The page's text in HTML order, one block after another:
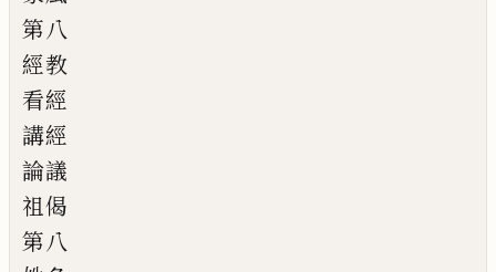
第八
經教
看經
講經
論議
祖偈
第八